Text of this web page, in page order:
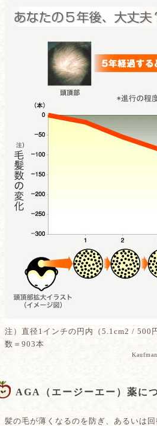
注）直径1インチの円内（5.1cm2 /
数＝903本
AGA（エージーエー）薬に
髪の毛が薄くなるのを防ぎ、あるいは